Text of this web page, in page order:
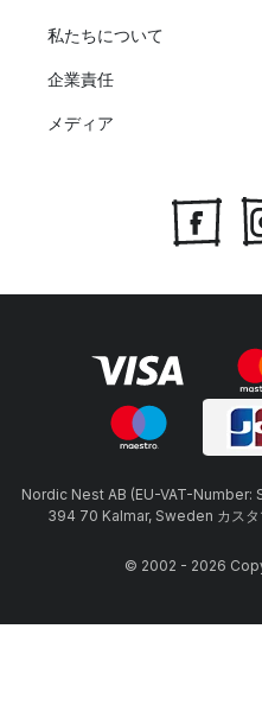
私たちについて
企業責任
メディア
Nordic Nest AB (EU-VAT-
394 70 Kalmar, Sweden カス
© 2002 - 2026